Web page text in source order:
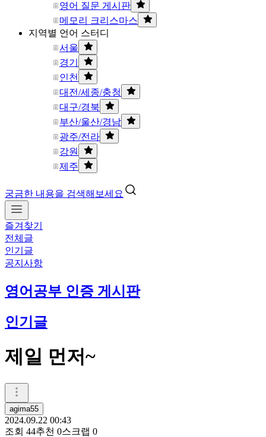
영어 질문 게시판
메모리 크리스마스
지역별 언어 스터디
서울
경기
인천
대전/세종/충청
대구/경북
부산/울산/경남
광주/전라
강원
제주
궁금한 내용을 검색해보세요
즐겨찾기
전체글
인기글
공지사항
영어공부 인증 게시판
인기글
제일 먼저~
agima55
2024.09.22 00:43
조회 44추천 0스크랩 0